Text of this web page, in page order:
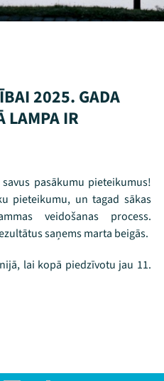
2026
2025. GADA
LAMPA IR
pasākumu pieteikumus!
pieteikumu, un tagad sākas
veidošanas process.
saņems marta beigās.
lai kopā piedzīvotu jau 11.